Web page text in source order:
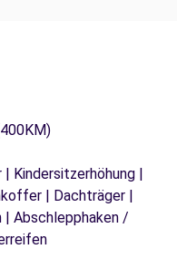
Kindersitzerhöhung |
| Dachträger |
Abschlepphaken /